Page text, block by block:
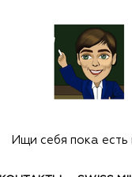
Ищи себя пока есть